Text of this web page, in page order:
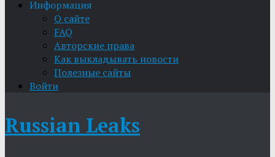
Информация
О сайте
FAQ
Авторские права
Как выкладывать новости
Полезные сайты
Войти
Russian Leaks